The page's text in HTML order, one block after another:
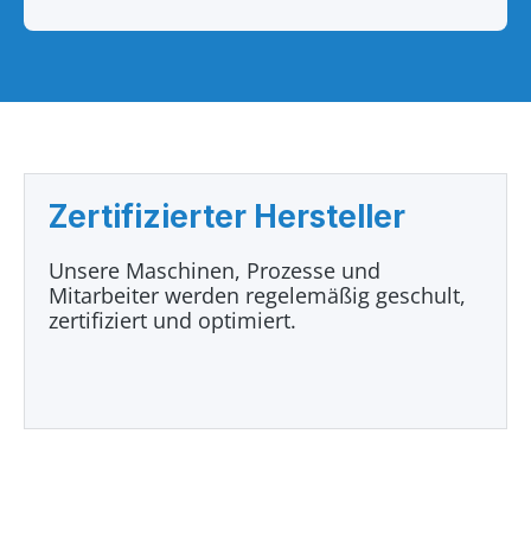
Zertifizierter Hersteller
Unsere Maschinen, Prozesse und
Mitarbeiter werden regelemäßig geschult,
zertifiziert und optimiert.